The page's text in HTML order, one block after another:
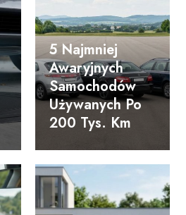
5 Najmniej
Awaryjnych
Samochodów
Używanych Po
200 Tys. Km